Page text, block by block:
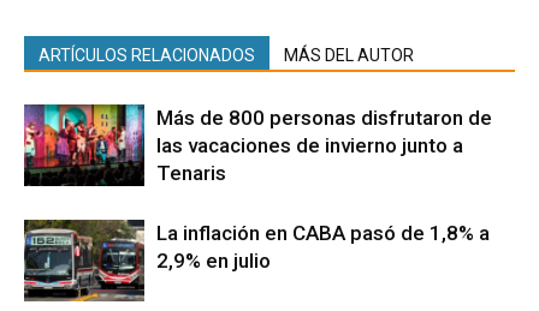
ARTÍCULOS RELACIONADOS MÁS DEL AUTOR
Más de 800 personas disfrutaron de
las vacaciones de invierno junto a
Tenaris
La inflación en CABA pasó de 1,8% a
2,9% en julio